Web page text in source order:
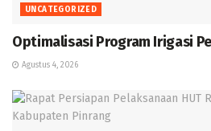
UNCATEGORIZED
Optimalisasi Program Irigasi
Agustus 4, 2026